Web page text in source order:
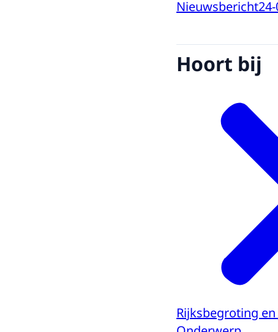
Nieuwsbericht
Hoort bij
Rijksbegroting